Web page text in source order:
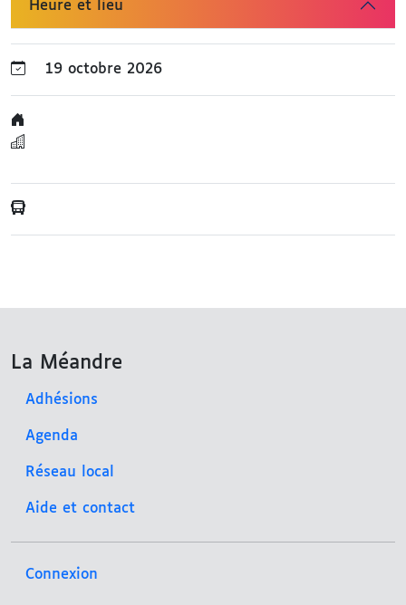
Heure et lieu
19 octobre 2026
La Méandre
Adhésions
Agenda
Réseau local
Aide et contact
Connexion